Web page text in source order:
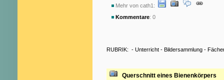
Mehr von cath1:
Kommentare: 0
RUBRIK: - Unterricht - Bildersammlung -
Querschnitt eines Bienenkörpers